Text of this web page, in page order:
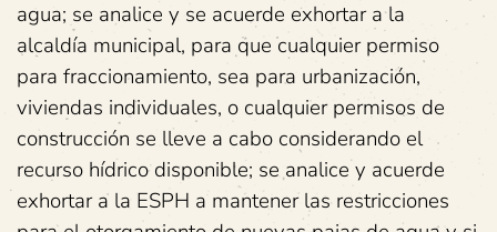
agua; se analice y se acuerde exhortar a la
alcaldía municipal, para que cualquier permiso
para fraccionamiento, sea para urbanización,
viviendas individuales, o cualquier permisos de
construcción se lleve a cabo considerando el
recurso hídrico disponible; se analice y acuerde
exhortar a la ESPH a mantener las restricciones